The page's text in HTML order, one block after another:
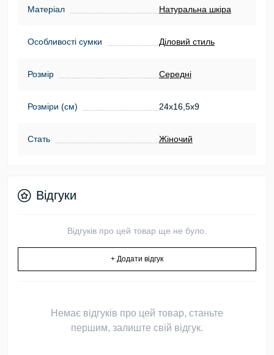
Матеріал Натуральна шкіра
Особливості сумки Діловий стиль
Розмір Середні
Розміри (см) 24х16,5х9
Стать Жіночий
Відгуки
Відгуків про цей товар ще не було.
+ Додати відгук
Немає відгуків про цей товар, станьте
першим, залиште свій відгук.